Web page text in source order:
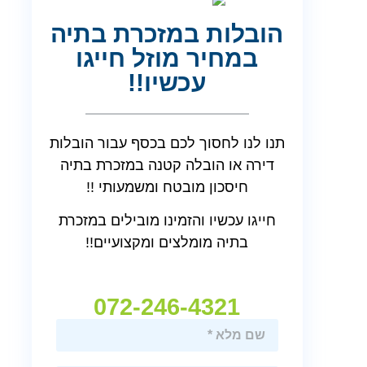
הובלות במזכרת בתיה
במחיר מוזל חייגו
עכשיו!!
תנו לנו לחסוך לכם בכסף עבור הובלות
דירה או הובלה קטנה במזכרת בתיה
חיסכון מובטח ומשמעותי !!
חייגו עכשיו והזמינו מובילים במזכרת
בתיה מומלצים ומקצועיים!!
072-246-4321